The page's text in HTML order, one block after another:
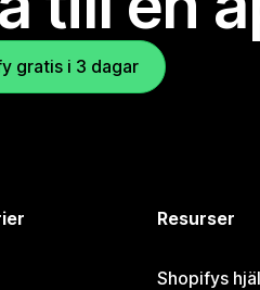
gratis i 3 dagar
Resurser
Shopifys